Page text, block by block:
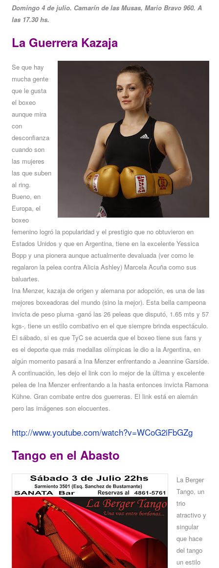
Domingo 4 de julio. Camarín de las Musas, Mario Bravo 960. A
las 17.30 hs.
La Guerrera Kazaja
Se que hay
mucha gente
que le gusta
el boxeo
aunque mira
con
desconfianza
cuando son
las mujeres
las que suben
al ring.
Bueno, en
Europa, el
boxeo
femenino logró la popularidad y el prestigio que no obtuvieron en
Estados Unidos y que en Argentina, tiene en la excelente Yessica
Bopp y una pionera aunque actualmente devaluada (ver como le
regalaron la pelea contra Alicia Ashley) Marcela Acuña como sus
baluartes.
Ina Menzer, kazaja de origen y alemana por adopción, es una de las
mejores boxeadoras del mundo (sino la mejor). Esta bella campeona
invicta de peso pluma -ganó las 26 peleas que disputó, 1.65 mts y 57
kgs-, tiene un estilo combativo en el que siempre brinda espectáculo.
El sábado, si es que TyC se acuerda que el boxeo tiene sus fans y
es el deporte que más medallas olímpicas le dio a la Argentina, en
algún momento pasará a Ina Menzer enfrentando a Jeannine Garside.
A continuación, les dejo el link con lo mejor de la última y excelente
pelea de Ina Menzer enfrentando a la hasta entonces invicta Ramona
Kühne. Gran combate entre dos guerreras. El link está en alemán
pero las imágenes son elocuentes.
http://www.youtube.com/watch?v=WCoG2iFbGZg
Tango en el Abasto
La Berger
Tango, un
trio
atractivo y
singular
que hace
del tango
un estilo